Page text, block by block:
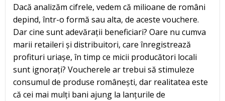
Dacă analizăm cifrele, vedem că milioane de români
depind, într-o formă sau alta, de aceste vouchere.
Dar cine sunt adevărații beneficiari? Oare nu cumva
marii retaileri și distribuitori, care înregistrează
profituri uriașe, în timp ce micii producători locali
sunt ignorați? Voucherele ar trebui să stimuleze
consumul de produse românești, dar realitatea este
că cei mai mulți bani ajung la lanțurile de